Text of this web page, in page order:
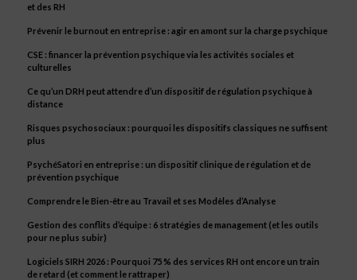
et des RH
Prévenir le burnout en entreprise : agir en amont sur la charge psychique
CSE : financer la prévention psychique via les activités sociales et
culturelles
Ce qu’un DRH peut attendre d’un dispositif de régulation psychique à
distance
Risques psychosociaux : pourquoi les dispositifs classiques ne suffisent
plus
PsychéSatori en entreprise : un dispositif clinique de régulation et de
prévention psychique
Comprendre le Bien-être au Travail et ses Modèles d’Analyse
Gestion des conflits d’équipe : 6 stratégies de management (et les outils
pour ne plus subir)
Logiciels SIRH 2026 : Pourquoi 75 % des services RH ont encore un train
de retard (et comment le rattraper)